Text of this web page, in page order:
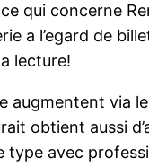
qui concerne
a l’egard de
lecture!
via
obtient aussi
avec